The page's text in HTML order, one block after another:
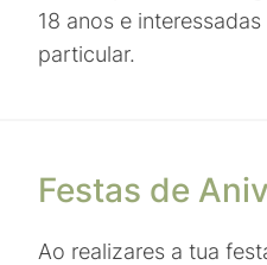
18 anos e
particular.
Festas de
Ao realizares a tua